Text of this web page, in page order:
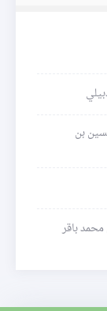
بن
محمد باقر